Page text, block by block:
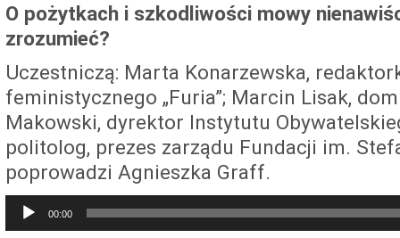
O pożytkach i szkodliwości mowy
zrozumieć?
Uczestniczą: Marta Konarzewska,
feministycznego „Furia”; Marcin Lisak,
Makowski, dyrektor Instytutu
politolog, prezes zarządu Fundacji im.
poprowadzi Agnieszka Graff.
Player
00:00